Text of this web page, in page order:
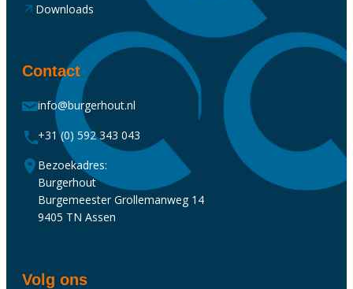
Downloads
Contact
info@burgerhout.nl
+31 (0) 592 343 043
Bezoekadres:
Burgerhout
Burgemeester Grollemanweg 14
9405 TN Assen
Volg ons